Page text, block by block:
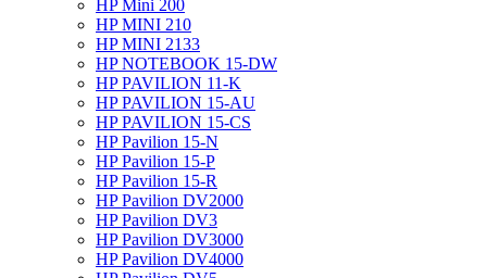
HP Mini 200
HP MINI 210
HP MINI 2133
HP NOTEBOOK 15-DW
HP PAVILION 11-K
HP PAVILION 15-AU
HP PAVILION 15-CS
HP Pavilion 15-N
HP Pavilion 15-P
HP Pavilion 15-R
HP Pavilion DV2000
HP Pavilion DV3
HP Pavilion DV3000
HP Pavilion DV4000